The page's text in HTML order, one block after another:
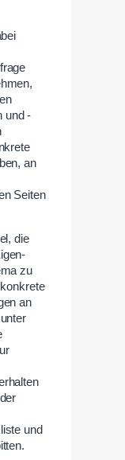
und -
an
Seiten
die
zu
an
und